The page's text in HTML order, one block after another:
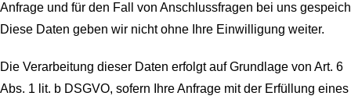
Anfrage und für den Fall von Anschlussfragen bei uns
Diese Daten geben wir nicht ohne Ihre Einwilligung weiter.
Die Verarbeitung dieser Daten erfolgt auf Grundlage von Art. 6
Abs. 1 lit. b DSGVO, sofern Ihre Anfrage mit der Erfüllung eines